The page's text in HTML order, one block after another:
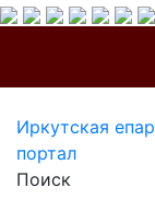
Иркутская
портал
Поиск